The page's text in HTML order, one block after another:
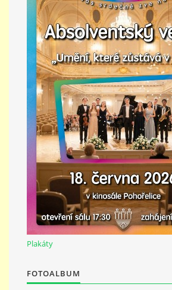
KONTAKTY
PŘÍMĚSTSKÝ TÁBOR
MISS VÝTVARNÝ MODEL
ZAMĚSTNÁNÍ
DOTACE
GDPR
Pohořelice
Plakáty
FOTOALBUM